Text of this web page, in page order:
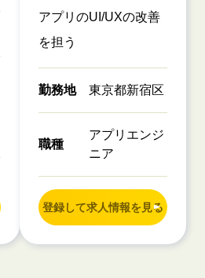
アプリのUI/UXの改善
を担う
勤務地 東京都新宿区
職種
アプリエンジ
ニア
登録して求人情報を見る